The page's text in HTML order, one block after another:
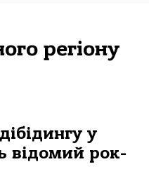
регіону
у
відомий рок-